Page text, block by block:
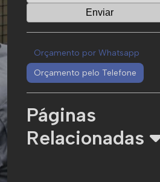
Orçamento por Whatsapp
Orçamento pelo Telefone
Páginas
Relacionadas